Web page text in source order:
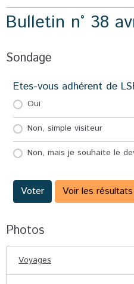
Bulletin n° 38
Sondage
Etes-vous adhérent de
Oui
Non, simple visiteur
Non, mais je souhaite le
Voter Voir les résultats
Photos
Voyages